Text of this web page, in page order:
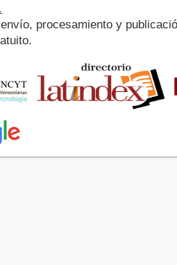
procesamiento y